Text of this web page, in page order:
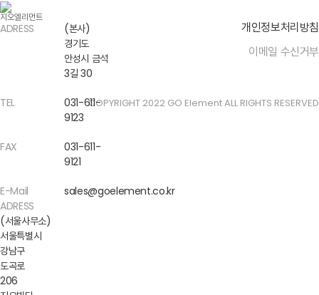
ADRESS
(본사)
경기도
안성시 금석
3길 30
TEL
031-611-
9123
FAX
031-611-
9121
E-Mail
sales@goelement.co.kr
ADRESS
(서울사무소)
서울특별시
강남구
도곡로
206
개인정보처리방침
이메일 수신거부
COPYRIGHT 2022 GO Element ALL RIGHTS RESERVED